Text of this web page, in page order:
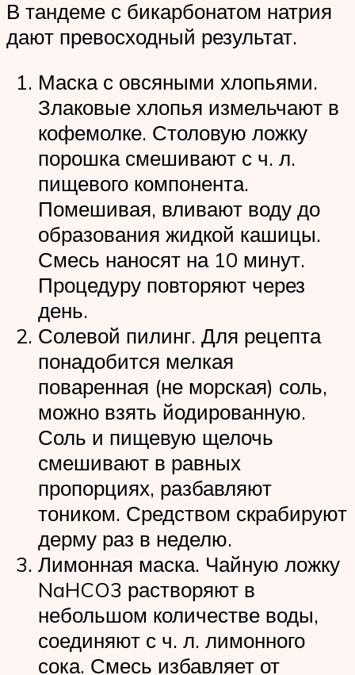
В тандеме с бикарбонатом натрия
дают превосходный результат.
Маска с овсяными хлопьями.
Злаковые хлопья измельчают в
кофемолке. Столовую ложку
порошка смешивают с ч. л.
пищевого компонента.
Помешивая, вливают воду до
образования жидкой кашицы.
Смесь наносят на 10 минут.
Процедуру повторяют через
день.
Солевой пилинг. Для рецепта
понадобится мелкая
поваренная (не морская) соль,
можно взять йодированную.
Соль и пищевую щелочь
смешивают в равных
пропорциях, разбавляют
тоником. Средством скрабируют
дерму раз в неделю.
Лимонная маска. Чайную ложку
NaHCO3 растворяют в
небольшом количестве воды,
соединяют с ч. л. лимонного
сока. Смесь избавляет от